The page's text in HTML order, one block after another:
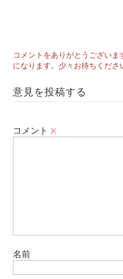
コメントをありがとうござい
になります。少々お待ちくださ
意見を投稿する
コメント※
名前